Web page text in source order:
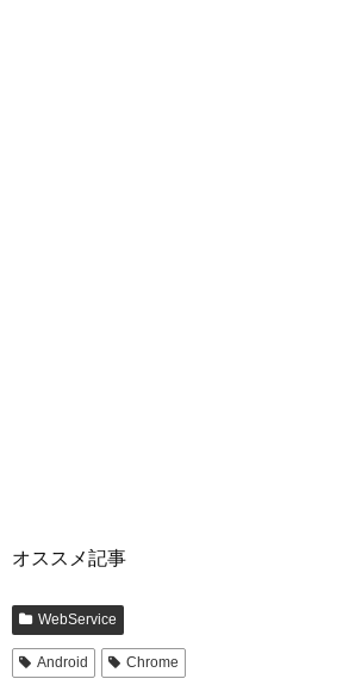
オススメ記事
WebService
Android Chrome